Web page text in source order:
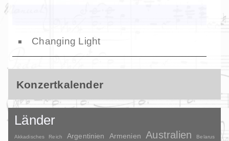
Changing Light
Konzertkalender
Länder
Akkadisches Reich Argentinien Armenien Australien Belarus